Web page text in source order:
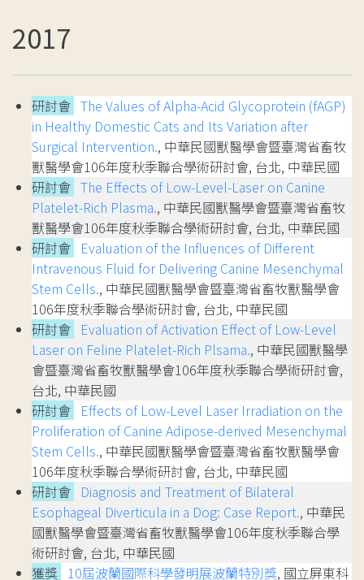
2017
研討會 The Values of Alpha-Acid Glycoprotein (fAGP)
in Healthy Domestic Cats and Its Variation after
Surgical Intervention., 中華民國獸醫學會暨臺灣省畜牧
獸醫學會106年度秋季聯合學術研討會, 台北, 中華民國
研討會 The Effects of Low-Level-Laser on Canine
Platelet-Rich Plasma., 中華民國獸醫學會暨臺灣省畜牧
獸醫學會106年度秋季聯合學術研討會, 台北, 中華民國
研討會 Evaluation of the Influences of Different
Intravenous Fluid for Delivering Canine Mesenchymal
Stem Cells., 中華民國獸醫學會暨臺灣省畜牧獸醫學會
106年度秋季聯合學術研討會, 台北, 中華民國
研討會 Evaluation of Activation Effect of Low-Level
Laser on Feline Platelet-Rich Plsama., 中華民國獸醫學
會暨臺灣省畜牧獸醫學會106年度秋季聯合學術研討會,
台北, 中華民國
研討會 Effects of Low-Level Laser Irradiation on the
Proliferation of Canine Adipose-derived Mesenchymal
Stem Cells., 中華民國獸醫學會暨臺灣省畜牧獸醫學會
106年度秋季聯合學術研討會, 台北, 中華民國
研討會 Diagnosis and Treatment of Bilateral
Esophageal Diverticula in a Dog: Case Report., 中華民
國獸醫學會暨臺灣省畜牧獸醫學會106年度秋季聯合學
術研討會, 台北, 中華民國
獲獎 10屆波蘭國際科學發明展波蘭特別獎, 國立屏東科